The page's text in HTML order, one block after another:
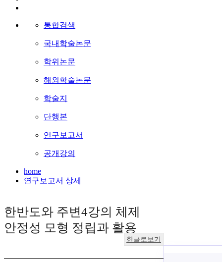
통합검색
국내학술논문
학위논문
해외학술논문
학술지
단행본
연구보고서
공개강의
home
연구보고서 상세
한반도와 주변4강의 체제
안정성 모형 정립과 활용
한글로보기